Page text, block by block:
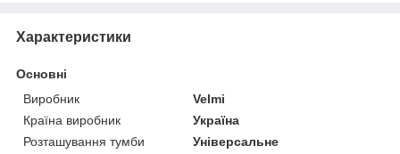
Характеристики
Основні
Виробник
Velmi
Країна виробник
Україна
Розташування тумби
Універсальне